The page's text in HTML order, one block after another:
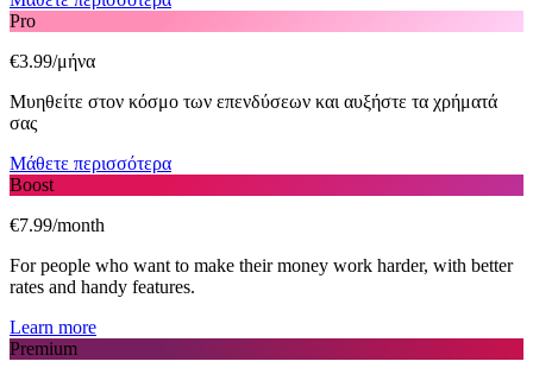
Pro
€3.99/μήνα
Μυηθείτε στον κόσμο των επενδύσεων και αυξήστε τα χρήματά
σας
Μάθετε περισσότερα
Boost
€7.99/month
For people who want to make their money work harder, with better
rates and handy features.
Learn more
Premium